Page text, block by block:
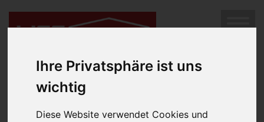
Ihre Privatsphäre ist uns
wichtig
Diese Website verwendet Cookies und
SUCHEN